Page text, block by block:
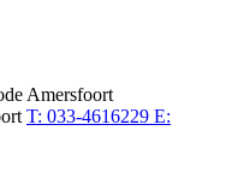
Amersfoort
T: 033-4616229 E: